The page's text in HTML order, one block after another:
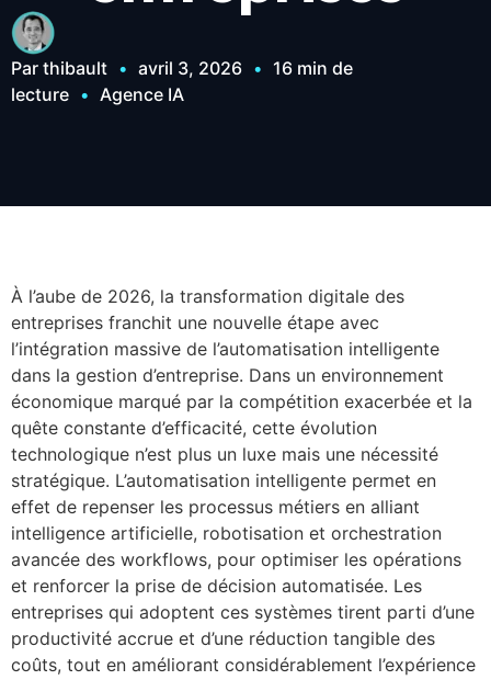
Par thibault • avril 3, 2026 • 16 min de
lecture • Agence IA
À l’aube de 2026, la transformation digitale des
entreprises franchit une nouvelle étape avec
l’intégration massive de l’automatisation intelligente
dans la gestion d’entreprise. Dans un environnement
économique marqué par la compétition exacerbée et la
quête constante d’efficacité, cette évolution
technologique n’est plus un luxe mais une nécessité
stratégique. L’automatisation intelligente permet en
effet de repenser les processus métiers en alliant
intelligence artificielle, robotisation et orchestration
avancée des workflows, pour optimiser les opérations
et renforcer la prise de décision automatisée. Les
entreprises qui adoptent ces systèmes tirent parti d’une
productivité accrue et d’une réduction tangible des
coûts, tout en améliorant considérablement l’expérience